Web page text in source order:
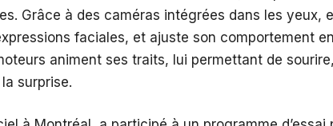
Grâce à des caméras intégrées dans les yeux,
faciales, et ajuste son comportement en
animent ses traits, lui permettant de
surprise.